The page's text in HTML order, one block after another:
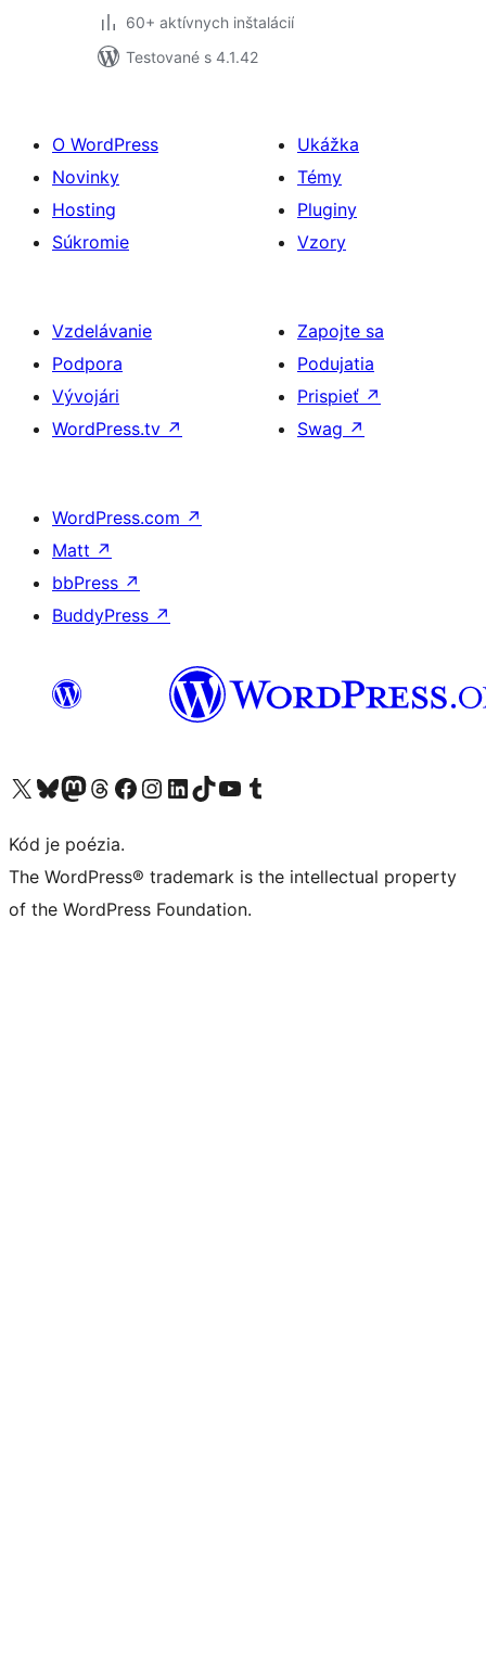
60+ aktívnych inštalácií
Testované s 4.1.42
O WordPress
Novinky
Hosting
Súkromie
Ukážka
Témy
Pluginy
Vzory
Vzdelávanie
Podpora
Vývojári
WordPress.tv ↗
Zapojte sa
Podujatia
Prispieť ↗
Swag ↗
WordPress.com ↗
Matt ↗
bbPress ↗
BuddyPress ↗
Navštívte náš účet na X (predtým Twitter)
Navštívte náš účet na platforme Bluesky
Navštívte náš účet na Mastodone
Navštívte náš účet na platforme Threads
Navštívte našu stránku na Facebooku
Navštívte náš účet Instagram
Navštívte náš účet LinkedIn
Navštívte náš účet na platforme TikTok
Navštívte náš kanál YouTube
Navštívte náš účet na platforme Tumblr
Kód je poézia.
The WordPress® trademark is the intellectual property
of the WordPress Foundation.